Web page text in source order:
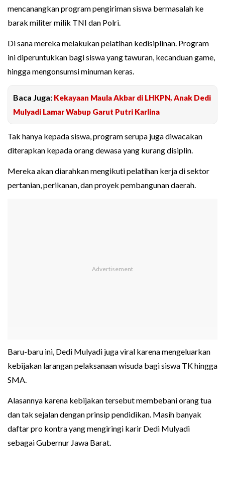
mencanangkan program pengiriman siswa bermasalah ke
barak militer milik TNI dan Polri.
Di sana mereka melakukan pelatihan kedisiplinan. Program
ini diperuntukkan bagi siswa yang tawuran, kecanduan game,
hingga mengonsumsi minuman keras.
Baca Juga: Kekayaan Maula Akbar di LHKPN, Anak Dedi
Mulyadi Lamar Wabup Garut Putri Karlina
Tak hanya kepada siswa, program serupa juga diwacakan
diterapkan kepada orang dewasa yang kurang disiplin.
Mereka akan diarahkan mengikuti pelatihan kerja di sektor
pertanian, perikanan, dan proyek pembangunan daerah.
Baru-baru ini, Dedi Mulyadi juga viral karena mengeluarkan
kebijakan larangan pelaksanaan wisuda bagi siswa TK hingga
SMA.
Alasannya karena kebijakan tersebut membebani orang tua
dan tak sejalan dengan prinsip pendidikan. Masih banyak
daftar pro kontra yang mengiringi karir Dedi Mulyadi
sebagai Gubernur Jawa Barat.